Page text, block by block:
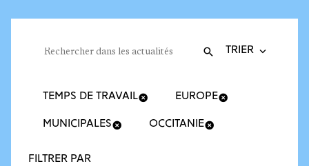
Recherche
Valider
FILTRER PAR
TEMPS DE TRAVAIL EUROPE
MUNICIPALES OCCITANIE